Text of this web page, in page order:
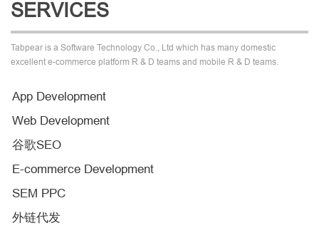
SERVICES
Tabpear is a Software Technology Co., Ltd which has many domestic
excellent e-commerce platform R & D teams and mobile R & D teams.
App Development
Web Development
谷歌SEO
E-commerce Development
SEM PPC
外链代发